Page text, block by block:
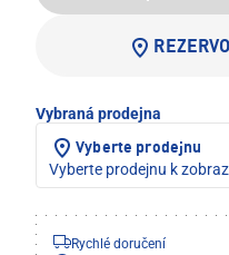
Vybraná prodejna
Vyberte prodejnu
Vyberte prodejnu k
Rychlé doručení